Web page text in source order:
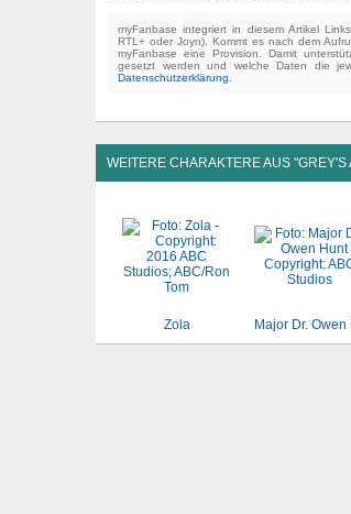
myFanbase integriert in diesem Artikel
RTL+ oder Joyn). Kommt es nach dem
myFanbase eine Provision. Damit
gesetzt werden und welche Daten die
Datenschutzerklärung.
WEITERE CHARAKTERE AUS "GREY'S
Zola Major Dr. Owen